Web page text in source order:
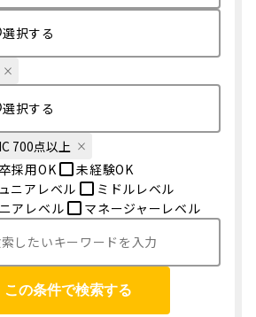
選択する
選択する
700点以上
採用OK
未経験OK
ニアレベル
ミドルレベル
アレベル
マネージャーレベル
この条件で検索する